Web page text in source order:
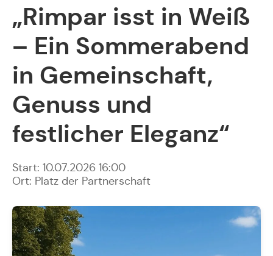
„Rimpar isst in Weiß
– Ein Sommerabend
in Gemeinschaft,
Genuss und
festlicher Eleganz“
Start: 10.07.2026 16:00
Ort: Platz der Partnerschaft